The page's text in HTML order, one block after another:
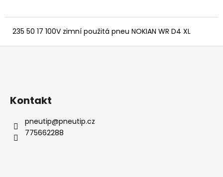
235 50 17 100V zimní použitá pneu NOKIAN WR D4 XL
Z
Kontakt
pneutip@pneutip.cz
775662288